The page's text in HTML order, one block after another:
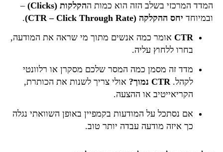
המדד המרכזי בשלב הזה הוא כמות ההקלקות (Clicks)
–
ובמיוחד יחס ההקלקה (CTR – Click Through Rate)
.
CTR אומר כמה אנשים מתוך מי שראה את המודעה,
בחרו ללחוץ עליה.
מדד זה מסמן כמה המסר שלכם מסקרן או רלוונטי
לקהל.CTR נמוך?
אולי צריך לשנות את הכותרת,
הקריאייטיב או ההצעה.
אם נסתכל על המודעות בקמפיין באופן השוואתי נגלה
כך איזה מודעה עבדה יותר טוב.